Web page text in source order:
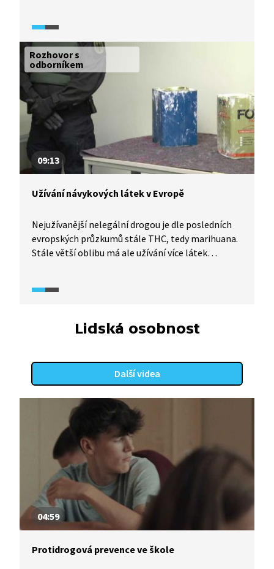
chvilkově nabídne. Video je součástí
dokumentárního cyklu Česko na drogách (2024).
Rozhovor s
odborníkem
09:13
Užívání návykových látek v Evropě
Nejužívanější nelegální drogou je dle posledních
evropských průzkumů stále THC, tedy marihuana.
Stále větší oblibu má ale užívání více látek
zkušenost s psychedelickými látkami. Další závěry
Lidská osobnost
Další videa
04:59
Protidrogová prevence ve škole